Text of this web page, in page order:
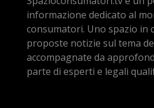
informazione dedicato al
consumatori. Uno spazio in
proposte notizie sul tema
accompagnate da
parte di esperti e legali